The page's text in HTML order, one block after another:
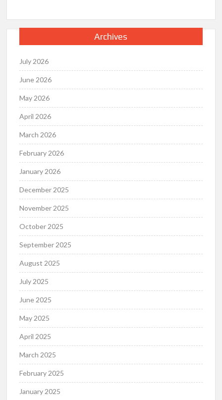
Archives
July 2026
June 2026
May 2026
April 2026
March 2026
February 2026
January 2026
December 2025
November 2025
October 2025
September 2025
August 2025
July 2025
June 2025
May 2025
April 2025
March 2025
February 2025
January 2025